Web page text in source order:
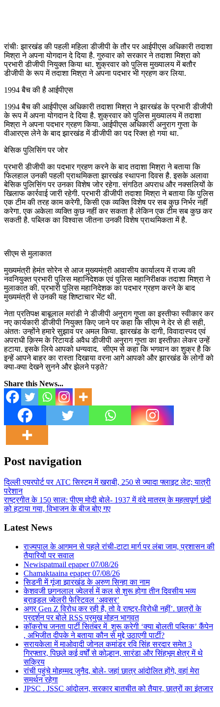
रांचीः झारखंड की पहली महिला डीजीपी के तौर पर आईपीएस अधिकारी तदाशा
मिश्रा ने अपना योगदान दे दिया है. गुरुवार को सरकार ने तदाशा मिश्रा को
प्रभारी डीजीपी नियुक्त किया था. शुक्रवार को पुलिस मुख्यालय में बतौर
डीजीपी के रूप में तदाशा मिश्रा ने अपना पदभार भी ग्रहण कर लिया.
1994 बैच की है आईपीएस
1994 बैच की आईपीएस अधिकारी तदाशा मिश्रा ने झारखंड के प्रभारी डीजीपी
के रूप में अपना योगदान दे दिया है. शुक्रवार को पुलिस मुख्यालय में तदाशा
मिश्रा ने अपना पदभार ग्रहण किया. आईपीएस अधिकारी अनुराग गुप्ता के
वीआरएस लेने के बाद झारखंड में डीजीपी का पद रिक्त हो गया था.
बेसिक पुलिसिंग पर जोर
प्रभारी डीजीपी का पदभार ग्रहण करने के बाद तदाशा मिश्रा ने बताया कि
फिलहाल उनकी पहली प्राथमिकता झारखंड स्थापना दिवस है. इसके अलावा
बेसिक पुलिसिंग पर उनका विशेष जोर रहेगा. संगठित अपराध और नक्सलियों के
खिलाफ कार्रवाई जारी रहेगी. प्रभारी डीजीपी तदाशा मिश्रा ने बताया कि पुलिस
एक टीम की तरह काम करेगी, किसी एक व्यक्ति विशेष पर सब कुछ निर्भर नहीं
करेगा. एक अकेला व्यक्ति कुछ नहीं कर सकता है लेकिन एक टीम सब कुछ कर
सकती है. पब्लिक का विश्वास जीतना उनकी विशेष प्राथमिकता में है.
सीएम से मुलाकात
मुख्यमंत्री हेमंत सोरेन से आज मुख्यमंत्री आवासीय कार्यालय में राज्य की
नवनियुक्त प्रभारी पुलिस महानिदेशक एवं पुलिस महानिरीक्षक तदाशा मिश्रा ने
मुलाकात की. प्रभारी पुलिस महानिदेशक का पदभार ग्रहण करने के बाद
मुख्यमंत्री से उनकी यह शिष्टाचार भेंट थी.
नेता प्रतिपक्ष बाबूलाल मरांडी ने डीजीपी अनुराग गुप्ता का इस्तीफा स्वीकार कर
नए कार्यकारी डीजीपी नियुक्त किए जाने पर कहा कि सीएम ने देर से ही सही,
अंततः उन्होंने हमारे सुझाव पर अमल किया. झारखंड के दागी, विवादास्पद एवं
अपराधी क़िस्म के रिटायर्ड अवैध डीजीपी अनुराग गुप्ता का इस्तीफ़ा लेकर उन्हें
हटाया. इसके लिये आपको धन्यवाद. सीएम से कहा कि भगवान का शुक्र है कि
इन्हें आपने बाहर का रास्ता दिखाया वरना आगे आपको और झारखंड के लोगों को
क्या-क्या देखने सुनने और झेलने पड़ते?
Share this News...
Post navigation
दिल्ली एयरपोर्ट पर ATC सिस्टम में खराबी, 250 से ज्यादा फ्लाइट लेट; यात्री
परेशान
राष्ट्रगीत के 150 साल: पीएम मोदी बोले- 1937 में वंदे मातरम् के महत्वपूर्ण छंदों
को हटाया गया, विभाजन के बीज बोए गए
Latest News
राज्यपाल के आगमन से पहले रांची-टाटा मार्ग पर लंबा जाम, प्रशासन की
तैयारियों पर सवाल
Newispatmail epaper 07/08/26
Chamaktaaina epaper 07/08/26
सिडनी में गूंजा झारखंड के अरुण सिन्हा का नाम
केशवजी छगनलाल ज्वेलर्स में कल से शुरू होगा तीन दिवसीय भव्य
ब्राइडल ज्वेलरी फेस्टिवल ‘अवसर’
अगर Gen Z विरोध कर रही है, तो वे राष्ट्र-विरोधी नहीं’. छात्रों के
प्रदर्शन पर बोले RSS प्रमुख मोहन भागवत
कॉकरोच जनता पार्टी सितंबर में शुरू करेगी ‘क्या बोलती पब्लिक’ कैंपेन
, अभिजीत दीपके ने बताया कौन से मुद्दे उठाएगी पार्टी?
सरायकेला में माओवादी जोनल कमांडर रवि सिंह सरदार समेत 3
गिरफ्तार, पिछले कई वर्षों से कोल्हान, सारंडा और सिंहभूम क्षेत्र में थे
सक्रिय
रांची पहुंचे मोहम्मद जुनैद, बोले- जहां छात्र आंदोलित होंगे, वहां मेरा
समर्थन रहेगा
JPSC . JSSC आंदोलन, सरकार बातचीत को तैयार, छात्रों का इंतजार